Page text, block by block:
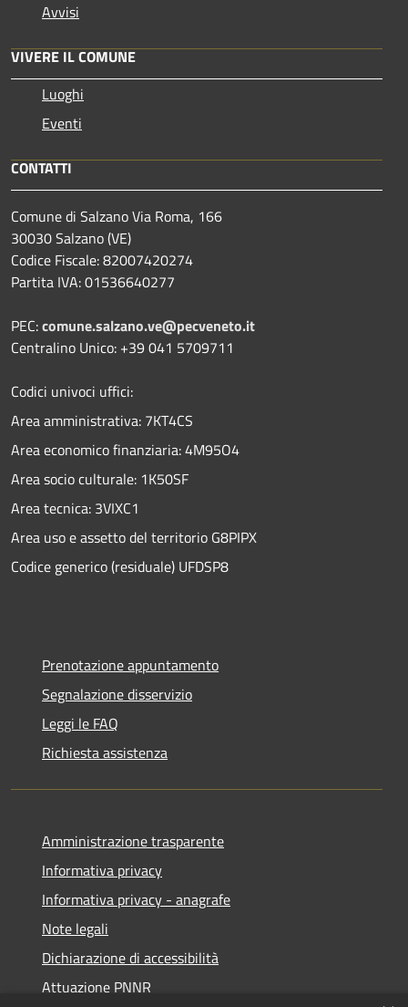
Avvisi
VIVERE IL COMUNE
Luoghi
Eventi
CONTATTI
Comune di Salzano Via Roma, 166
30030 Salzano (VE)
Codice Fiscale: 82007420274
Partita IVA: 01536640277
PEC:comune.salzano.ve@pecveneto.it
Centralino Unico: +39 041 5709711
Codici univoci uffici:
Area amministrativa: 7KT4CS
Area economico finanziaria: 4M95O4
Area socio culturale: 1K50SF
Area tecnica: 3VIXC1
Area uso e assetto del territorio G8PIPX
Codice generico (residuale) UFDSP8
Prenotazione appuntamento
Segnalazione disservizio
Leggi le FAQ
Richiesta assistenza
Amministrazione trasparente
Informativa privacy
Informativa privacy - anagrafe
Note legali
Dichiarazione di accessibilità
Attuazione PNNR